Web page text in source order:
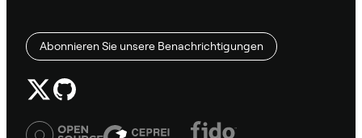
Abonnieren Sie unsere Benachrichtigungen